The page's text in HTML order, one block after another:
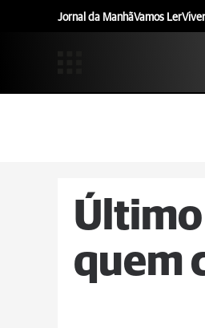
Jornal da ManhãVamos Ler
quem